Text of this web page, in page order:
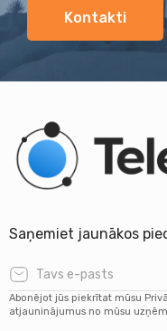
Kontakti
Saņemiet jaunākos
Abonējot jūs piekrītat mūsu
atjauninājumus no mūsu